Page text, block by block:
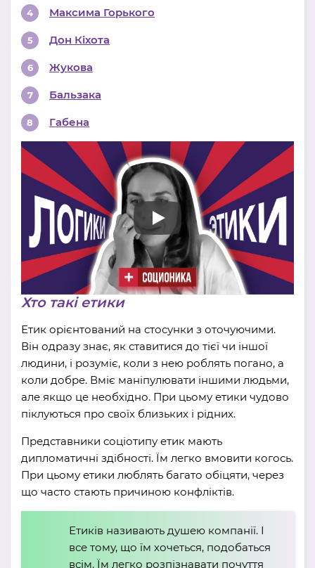
Максима Горького
Дон Кіхота
Жукова
Бальзака
Габена
Хто такі етики
Етик орієнтований на стосунки з оточуючими.
Він одразу знає, як ставитися до тієї чи іншої
людини, і розуміє, коли з нею роблять погано, а
коли добре. Вміє маніпулювати іншими людьми,
але якщо це необхідно. При цьому етики чудово
піклуються про своїх близьких і рідних.
Представники соціотипу етик мають
дипломатичні здібності. Їм легко вмовити когось.
При цьому етики люблять багато обіцяти, через
що часто стають причиною конфліктів.
Етиків називають душею компанії. І
все тому, що їм хочеться, подобаться
всім. Їм легко розпізнавати почуття